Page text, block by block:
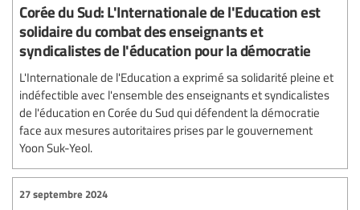
Corée du Sud: L'Internationale de l'Education est
solidaire du combat des enseignants et
syndicalistes de l'éducation pour la démocratie
L'Internationale de l'Education a exprimé sa solidarité pleine et
indéfectible avec l'ensemble des enseignants et syndicalistes
de l'éducation en Corée du Sud qui défendent la démocratie
face aux mesures autoritaires prises par le gouvernement
Yoon Suk-Yeol.
27 septembre 2024